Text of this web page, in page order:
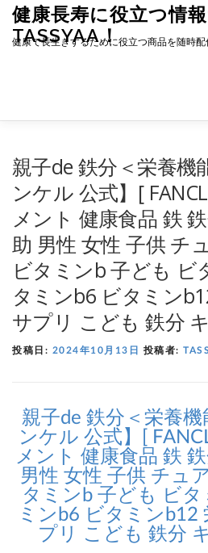
健康長寿に役立つ情
TASSYAA！
健康で長生きするために役立つ商品を随時
親子de 鉄分＜栄養機
ンケル 公式】[
メント 健康食品 鉄
助 男性 女性 子供 チ
ビタミンb 子ども ビ
タミンb6 ビタミン
サプリ こども 鉄分
投稿日: 2024年10月13日 投稿者:
親子de 鉄分＜栄養
ンケル 公式】[
メント 健康食品 鉄
男性 女性 子供 チュ
タミンb 子ども ビタ
ミンb6 ビタミンb12
プリ こども 鉄分